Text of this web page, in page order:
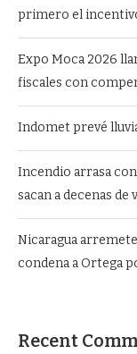
primero el
Expo Moca 2026
fiscales con
Indomet prevé
Incendio arrasa
sacan a decenas de
Nicaragua
condena a Ortega
Recent